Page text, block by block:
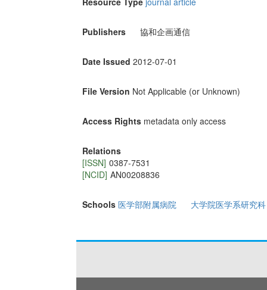
Publishers 協和企画通信
Date Issued 2012-07-01
File Version Not Applicable (or Unknown)
Access Rights metadata only access
Relations
[ISSN] 0387-7531
[NCID] AN00208836
Schools 医学部附属病院 大学院医学系研究